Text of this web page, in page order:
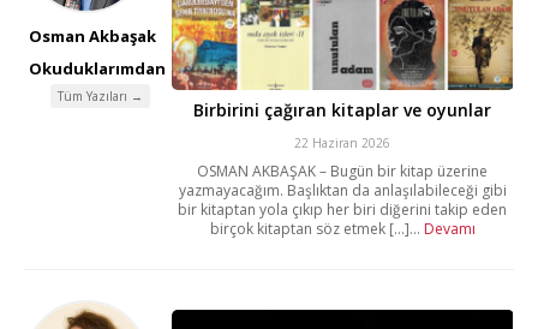
Osman Akbaşak
Okuduklarımdan
Tüm Yazıları →
Birbirini çağıran kitaplar ve oyunlar
22 Haziran 2026
OSMAN AKBAŞAK – Bugün bir kitap üzerine
yazmayacağım. Başlıktan da anlaşılabileceği gibi
bir kitaptan yola çıkıp her biri diğerini takip eden
birçok kitaptan söz etmek [...]... Devamı